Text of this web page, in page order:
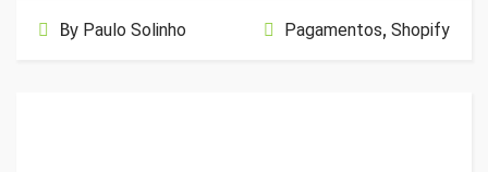
By Paulo Solinho Pagamentos, Shopify